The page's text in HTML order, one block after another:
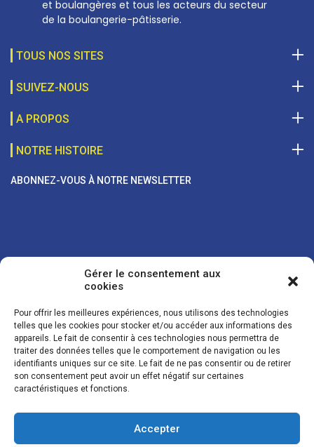
Gérer le consentement aux
cookies
Pour offrir les meilleures expériences, nous utilisons des technologies
telles que les cookies pour stocker et/ou accéder aux informations des
appareils. Le fait de consentir à ces technologies nous permettra de
traiter des données telles que le comportement de navigation ou les
identifiants uniques sur ce site. Le fait de ne pas consentir ou de retirer
son consentement peut avoir un effet négatif sur certaines
caractéristiques et fonctions.
Accepter
et boulangères et tous les acteurs du secteur
de la boulangerie-pâtisserie.
TOUS NOS SITES
SUIVEZ-NOUS
A PROPOS
NOTRE HISTOIRE
ABONNEZ-VOUS À NOTRE NEWSLETTER
Vos coordonnées sont uniquement utilisées pour vous envoyer des
lettres d'information sur nos activités. Vous pouvez à tout moment
utiliser le lien de désinscription figurant dans la lettre d'information.
© LES NOUVELLES DE LA BOULANGERIE - Tous droits réservés - Réalisation :
Josh Digital